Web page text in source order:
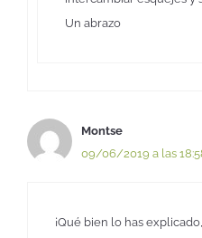
Un abrazo
Montse
09/06/2019 a las
¡Qué bien lo has